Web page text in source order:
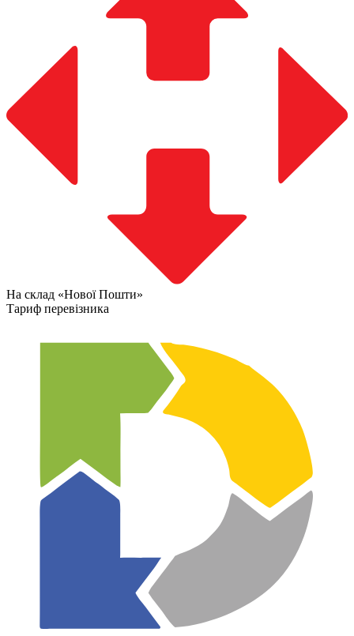
На склад «Нової Пошти»
Тариф перевізника